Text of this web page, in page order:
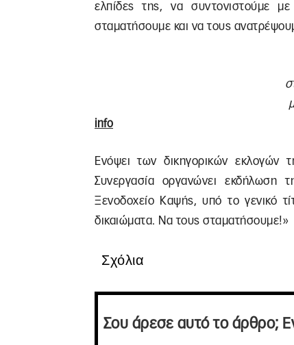
ελπίδες της, να συντονιστούμε
σταματήσουμε και να τους
info
Ενόψει των δικηγορικών εκλογών
Συνεργασία οργανώνει
Ξενοδοχείο Καψής, υπό το γενικό
δικαιώματα. Να τους σταματήσουμε!»
Σχόλια
Σου άρεσε αυτό το άρθρο;